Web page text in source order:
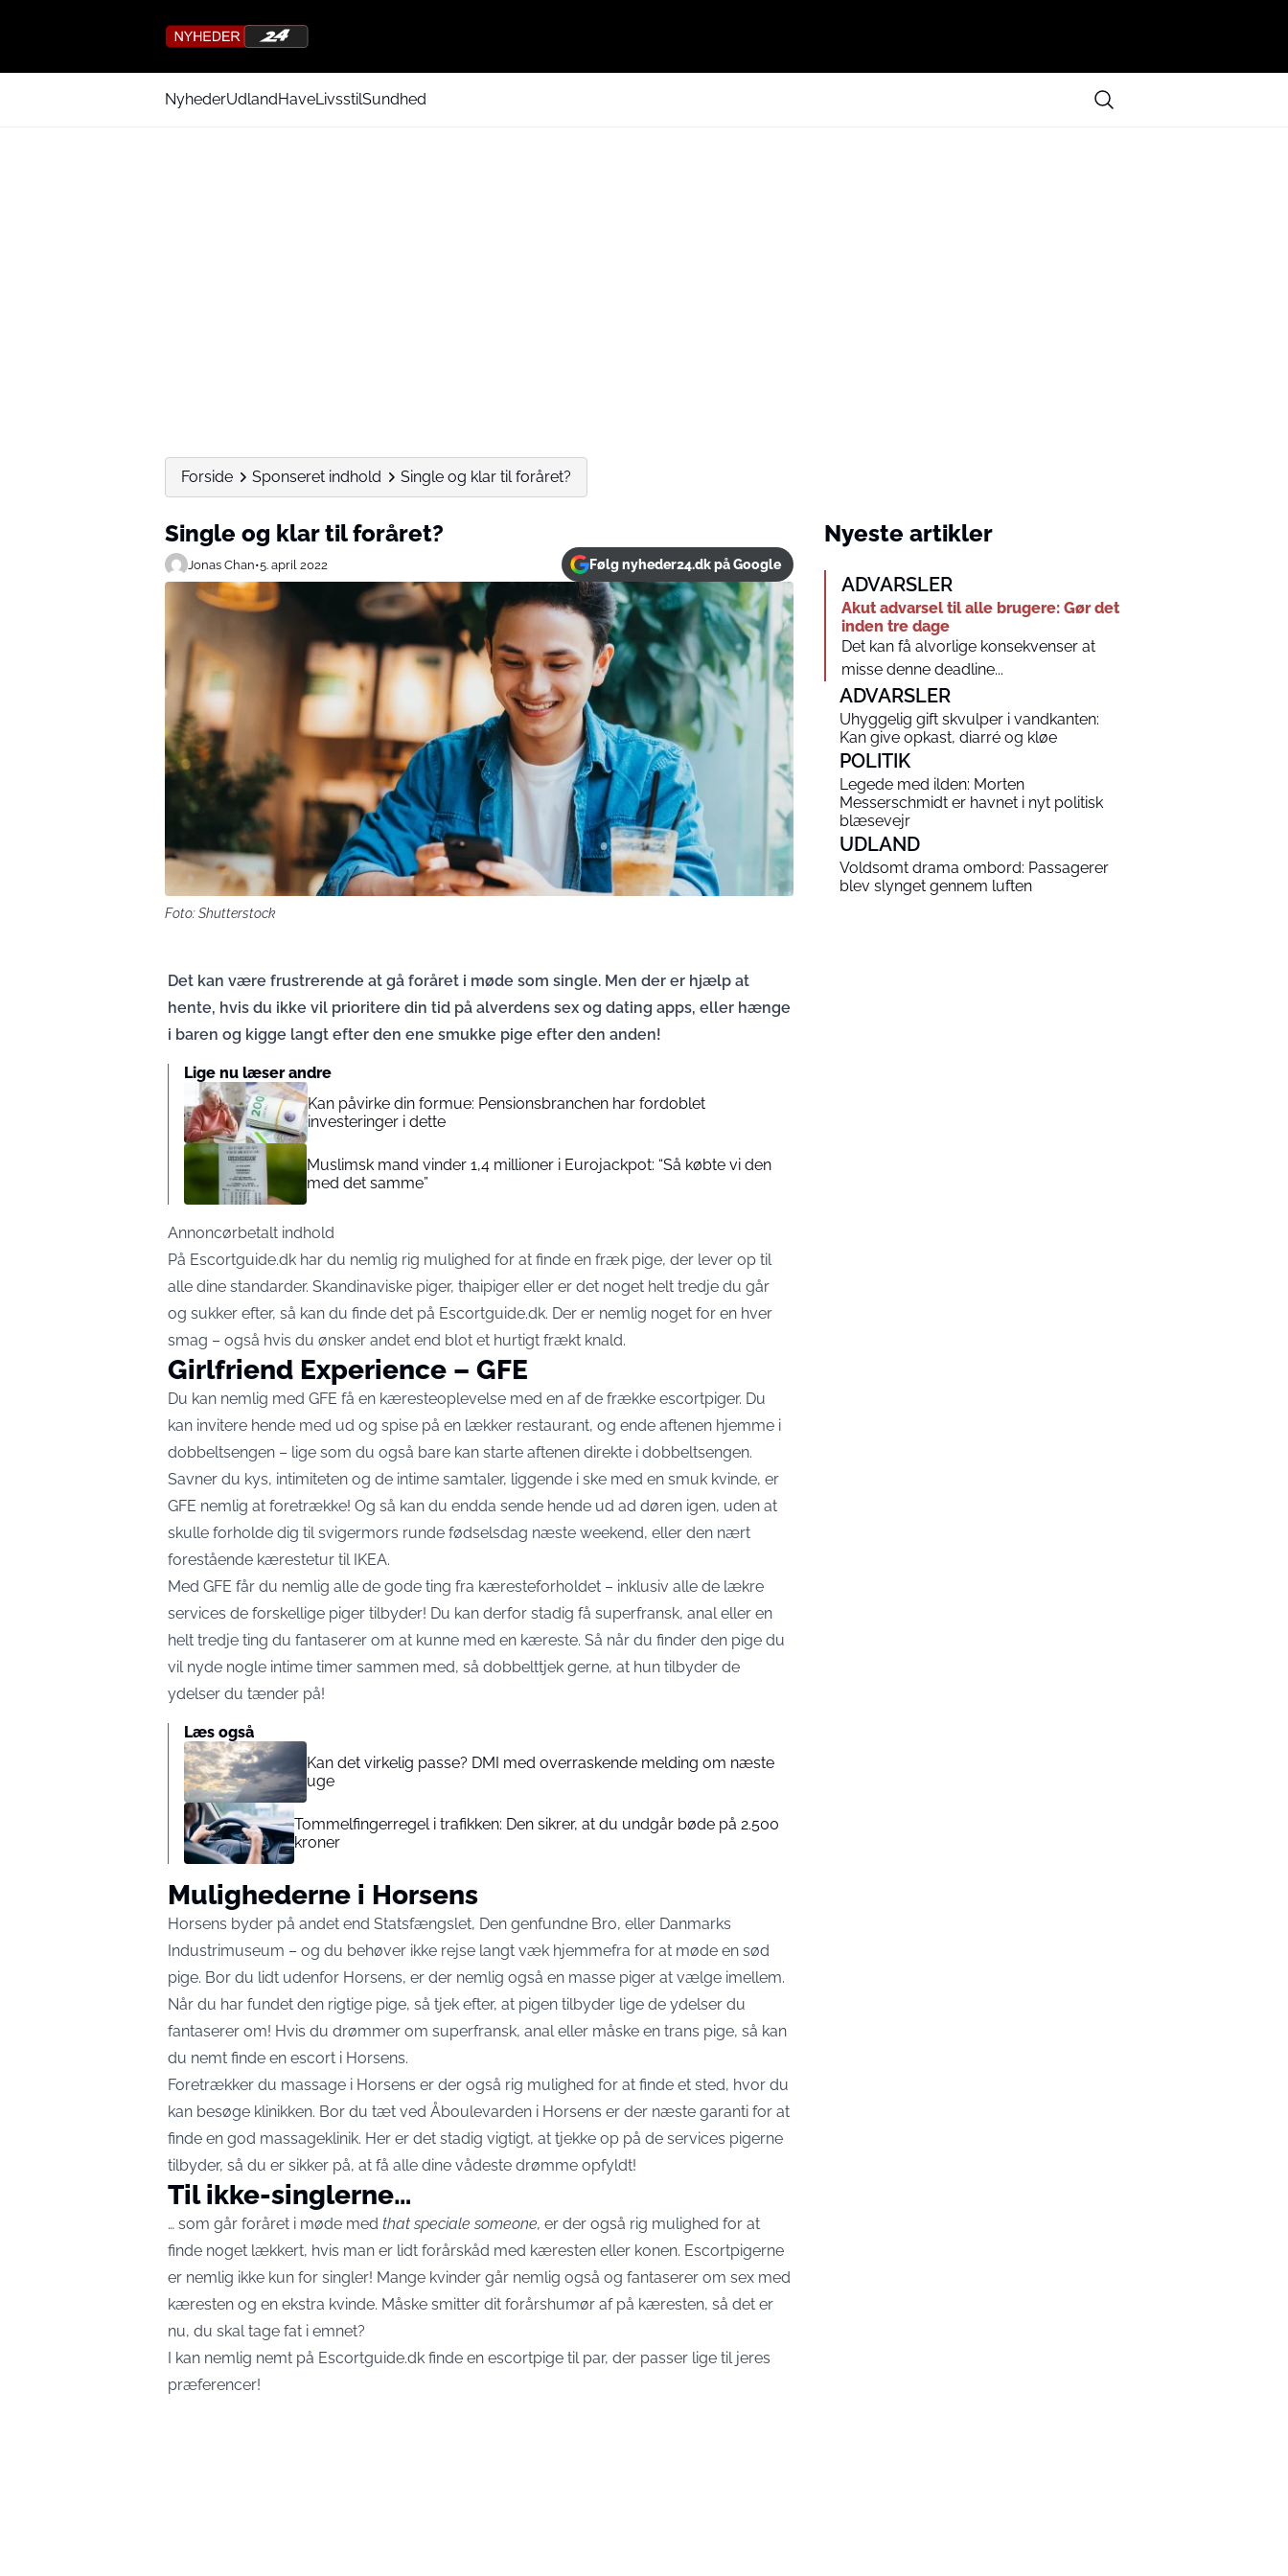
NyhederUdlandHaveLivsstilSundhed
Forside Sponseret indhold Single og klar til foråret?
Single og klar til foråret?
Jonas Chan•5. april 2022 Følg nyheder24.dk på Google
Foto: Shutterstock
Det kan være frustrerende at gå foråret i møde som single. Men der er hjælp at
hente, hvis du ikke vil prioritere din tid på alverdens sex og dating apps, eller hænge
i baren og kigge langt efter den ene smukke pige efter den anden!
Lige nu læser andre
Kan påvirke din formue: Pensionsbranchen har fordoblet
investeringer i dette
Muslimsk mand vinder 1,4 millioner i Eurojackpot: “Så købte vi den
med det samme”
Annoncørbetalt indhold
På Escortguide.dk har du nemlig rig mulighed for at finde en fræk pige, der lever op til
alle dine standarder. Skandinaviske piger, thaipiger eller er det noget helt tredje du går
og sukker efter, så kan du finde det på Escortguide.dk. Der er nemlig noget for en hver
smag – også hvis du ønsker andet end blot et hurtigt frækt knald.
Girlfriend Experience – GFE
Du kan nemlig med GFE få en kæresteoplevelse med en af de frække escortpiger. Du
kan invitere hende med ud og spise på en lækker restaurant, og ende aftenen hjemme i
dobbeltsengen – lige som du også bare kan starte aftenen direkte i dobbeltsengen.
Savner du kys, intimiteten og de intime samtaler, liggende i ske med en smuk kvinde, er
GFE nemlig at foretrække! Og så kan du endda sende hende ud ad døren igen, uden at
skulle forholde dig til svigermors runde fødselsdag næste weekend, eller den nært
forestående kærestetur til IKEA.
Med GFE får du nemlig alle de gode ting fra kæresteforholdet – inklusiv alle de lækre
services de forskellige piger tilbyder! Du kan derfor stadig få superfransk, anal eller en
helt tredje ting du fantaserer om at kunne med en kæreste. Så når du finder den pige du
vil nyde nogle intime timer sammen med, så dobbelttjek gerne, at hun tilbyder de
ydelser du tænder på!
Læs også
Kan det virkelig passe? DMI med overraskende melding om næste
uge
Tommelfingerregel i trafikken: Den sikrer, at du undgår bøde på 2.500
kroner
Mulighederne i Horsens
Horsens byder på andet end Statsfængslet, Den genfundne Bro, eller Danmarks
Industrimuseum – og du behøver ikke rejse langt væk hjemmefra for at møde en sød
pige. Bor du lidt udenfor Horsens, er der nemlig også en masse piger at vælge imellem.
Når du har fundet den rigtige pige, så tjek efter, at pigen tilbyder lige de ydelser du
fantaserer om! Hvis du drømmer om superfransk, anal eller måske en trans pige, så kan
du nemt finde en escort i Horsens.
Foretrækker du massage i Horsens er der også rig mulighed for at finde et sted, hvor du
kan besøge klinikken. Bor du tæt ved Åboulevarden i Horsens er der næste garanti for at
finde en god massageklinik. Her er det stadig vigtigt, at tjekke op på de services pigerne
tilbyder, så du er sikker på, at få alle dine vådeste drømme opfyldt!
Til ikke-singlerne…
… som går foråret i møde med that speciale someone, er der også rig mulighed for at
finde noget lækkert, hvis man er lidt forårskåd med kæresten eller konen. Escortpigerne
er nemlig ikke kun for singler! Mange kvinder går nemlig også og fantaserer om sex med
kæresten og en ekstra kvinde. Måske smitter dit forårshumør af på kæresten, så det er
nu, du skal tage fat i emnet?
I kan nemlig nemt på Escortguide.dk finde en escortpige til par, der passer lige til jeres
præferencer!
Nyeste artikler
ADVARSLER
Akut advarsel til alle brugere: Gør det
inden tre dage
Det kan få alvorlige konsekvenser at
misse denne deadline...
ADVARSLER
Uhyggelig gift skvulper i vandkanten:
Kan give opkast, diarré og kløe
POLITIK
Legede med ilden: Morten
Messerschmidt er havnet i nyt politisk
blæsevejr
UDLAND
Voldsomt drama ombord: Passagerer
blev slynget gennem luften